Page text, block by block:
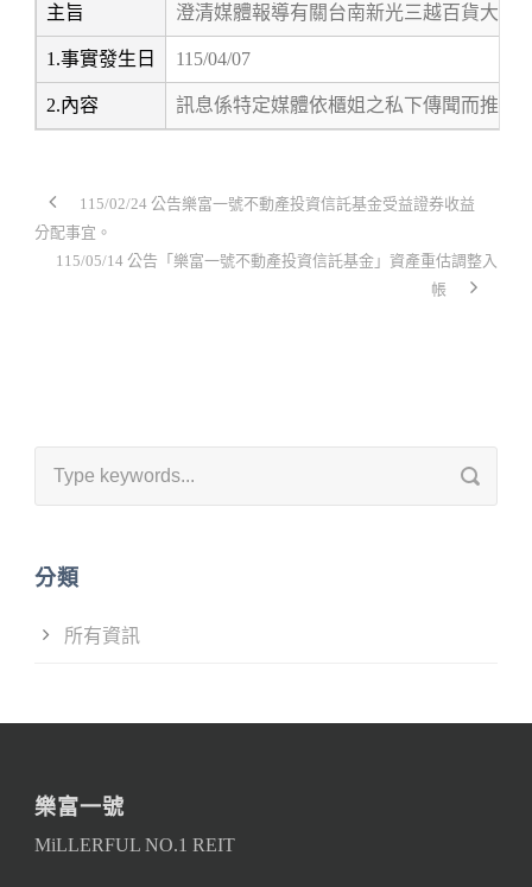
主旨 澄清媒體報導有關台南新光三越百貨大樓
1.事實發生日 115/04/07
2.內容 訊息係特定媒體依櫃姐之私下傳聞而推論
115/02/24 公告樂富一號不動產投資信託基金受益證券收益
分配事宜。
115/05/14 公告「樂富一號不動產投資信託基金」資產重估調整入
帳
分類
所有資訊
樂富一號
MiLLERFUL NO.1 REIT